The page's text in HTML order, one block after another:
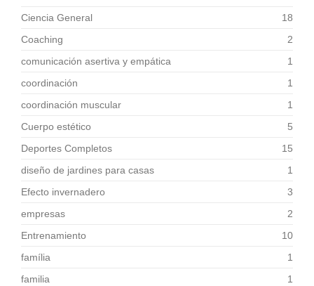
Ciencia General
18
Coaching
2
comunicación asertiva y empática
1
coordinación
1
coordinación muscular
1
Cuerpo estético
5
Deportes Completos
15
diseño de jardines para casas
1
Efecto invernadero
3
empresas
2
Entrenamiento
10
família
1
familia
1